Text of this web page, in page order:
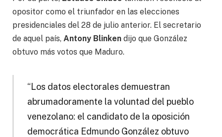
opositor como el triunfador en las elecciones
presidenciales del 28 de julio anterior. El secretario
de aquel país, Antony Blinken dijo que González
obtuvo más votos que Maduro.
“Los datos electorales demuestran
abrumadoramente la voluntad del pueblo
venezolano: el candidato de la oposición
democrática Edmundo González obtuvo